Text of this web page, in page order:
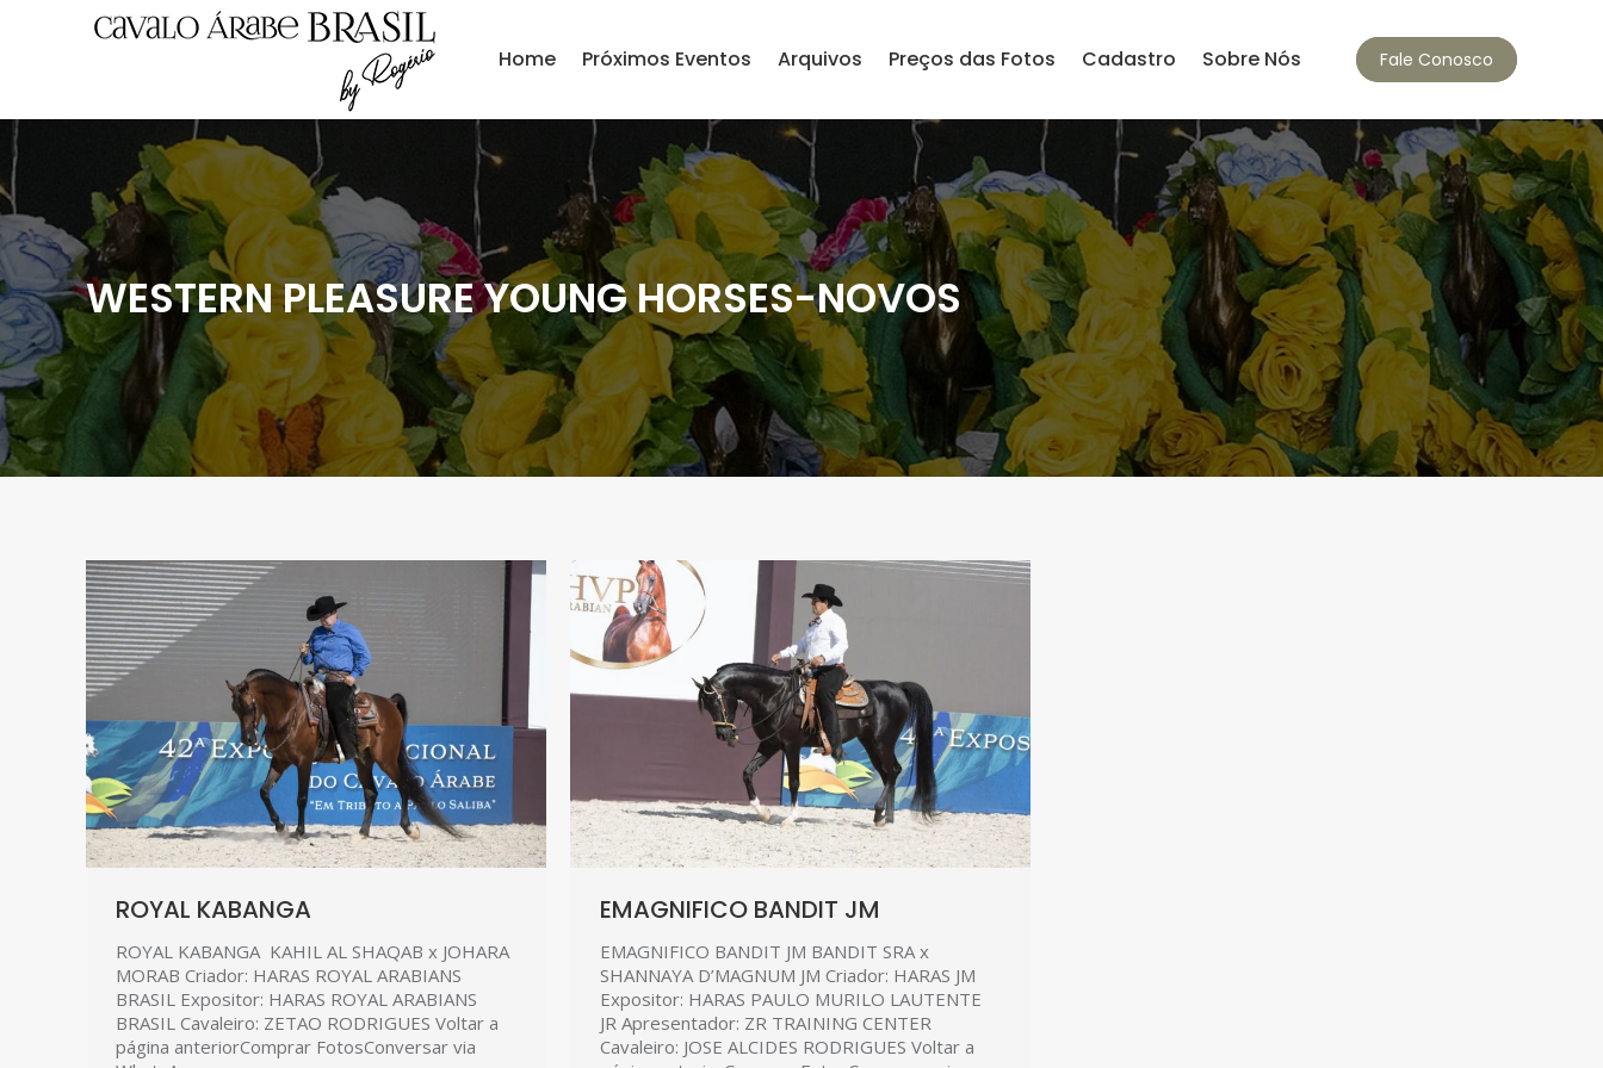
Home Próximos Eventos Arquivos Preços das Fotos Cadastro Sobre Nós Fale Conosco
WESTERN PLEASURE YOUNG HORSES-NOVOS
ROYAL KABANGA
ROYAL KABANGA KAHIL AL SHAQAB x JOHARA
MORAB Criador: HARAS ROYAL ARABIANS
BRASIL Expositor: HARAS ROYAL ARABIANS
BRASIL Cavaleiro: ZETAO RODRIGUES Voltar a
página anteriorComprar FotosConversar via
EMAGNIFICO BANDIT JM
EMAGNIFICO BANDIT JM BANDIT SRA x
SHANNAYA D’MAGNUM JM Criador: HARAS JM
Expositor: HARAS PAULO MURILO LAUTENTE
JR Apresentador: ZR TRAINING CENTER
Cavaleiro: JOSE ALCIDES RODRIGUES Voltar a